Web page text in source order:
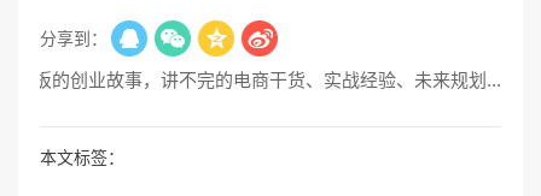
分享到：
老板的创业故事，讲不完的电商干货、实战经验、未来规划...
本文标签：